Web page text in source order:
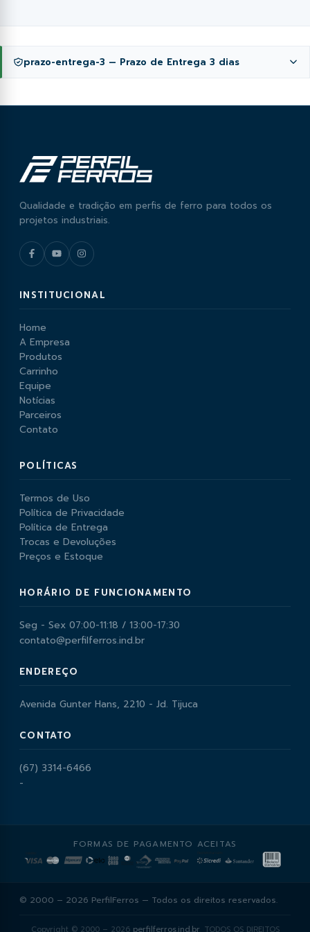
prazo-entrega-3 — Prazo de Entrega 3 dias
Qualidade e tradição em perfis de ferro para todos os
projetos industriais.
INSTITUCIONAL
Home
A Empresa
Produtos
Carrinho
Equipe
Notícias
Parceiros
Contato
POLÍTICAS
Termos de Uso
Política de Privacidade
Política de Entrega
Trocas e Devoluções
Preços e Estoque
HORÁRIO DE FUNCIONAMENTO
Seg - Sex 07:00-11:18 / 13:00-17:30
contato@perfilferros.ind.br
ENDEREÇO
Avenida Gunter Hans, 2210 - Jd. Tijuca
CONTATO
(67) 3314-6466
-
FORMAS DE PAGAMENTO ACEITAS
© 2000 – 2026 PerfilFerros — Todos os direitos reservados.
Copyright © 2000 – 2026 perfilferros.ind.br, TODOS OS DIREITOS